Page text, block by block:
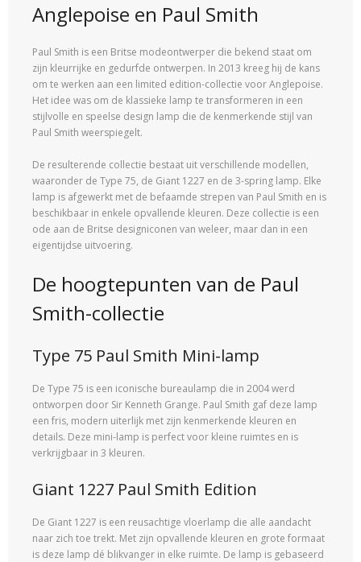
Anglepoise en Paul Smith
Paul Smith is een Britse modeontwerper die bekend staat om
zijn kleurrijke en gedurfde ontwerpen. In 2013 kreeg hij de kans
om te werken aan een limited edition-collectie voor Anglepoise.
Het idee was om de klassieke lamp te transformeren in een
stijlvolle en speelse design lamp die de kenmerkende stijl van
Paul Smith weerspiegelt.
De resulterende collectie bestaat uit verschillende modellen,
waaronder de Type 75, de Giant 1227 en de 3-spring lamp. Elke
lamp is afgewerkt met de befaamde strepen van Paul Smith en is
beschikbaar in enkele opvallende kleuren. Deze collectie is een
ode aan de Britse designiconen van weleer, maar dan in een
eigentijdse uitvoering.
De hoogtepunten van de Paul
Smith-collectie
Type 75 Paul Smith Mini-lamp
De Type 75 is een iconische bureaulamp die in 2004 werd
ontworpen door Sir Kenneth Grange. Paul Smith gaf deze lamp
een fris, modern uiterlijk met zijn kenmerkende kleuren en
details. Deze mini-lamp is perfect voor kleine ruimtes en is
verkrijgbaar in 3 kleuren.
Giant 1227 Paul Smith Edition
De Giant 1227 is een reusachtige vloerlamp die alle aandacht
naar zich toe trekt. Met zijn opvallende kleuren en grote formaat
is deze lamp dé blikvanger in elke ruimte. De lamp is gebaseerd